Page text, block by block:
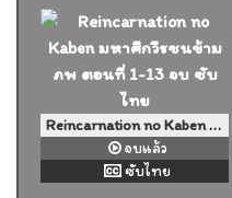
Reincarnation no Kaben มหาศึกวีรชนข้ามภพ ตอนที่ 1-13 จบ ซับไทย
จบแล้ว
ซับไทย